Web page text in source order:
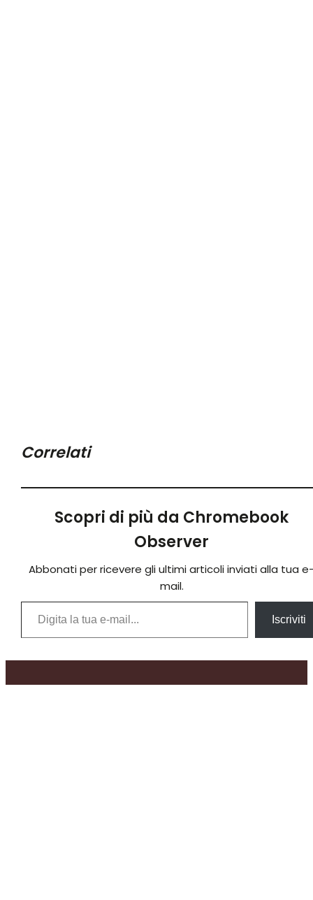
Correlati
Scopri di più da Chromebook
Observer
Abbonati per ricevere gli ultimi articoli inviati alla tua
mail.
Digita la tua e-mail...
Iscriviti